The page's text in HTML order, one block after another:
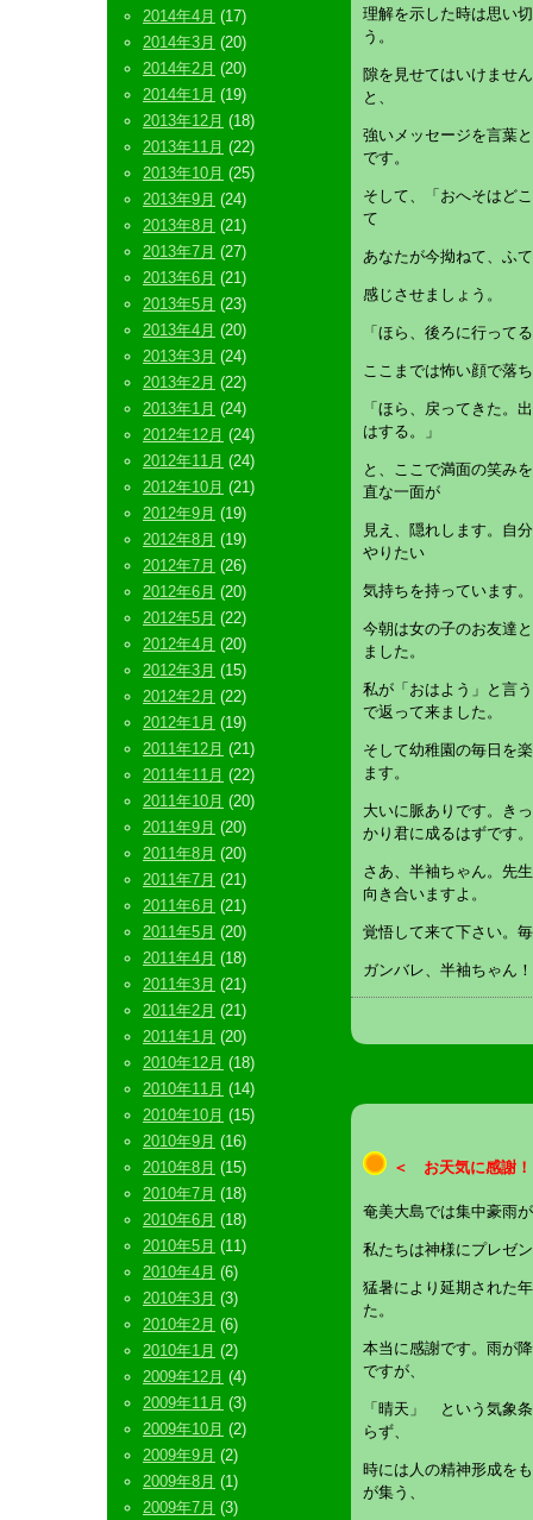
理解を示した時は思い
う。
隙を見せてはいけませ
と、
強いメッセージを言葉
です。
そして、「おへそはど
て
あなたが今拗ねて、ふ
感じさせましょう。
「ほら、後ろに行って
ここまでは怖い顔で落
「ほら、戻ってきた。
はする。」
と、ここで満面の笑み
直な一面が
見え、隠れします。自
やりたい
気持ちを持っています
今朝は女の子のお友達
ました。
私が「おはよう」と言
で返って来ました。
そして幼稚園の毎日を
ます。
大いに脈ありです。き
かり君に成るはずです。
さあ、半袖ちゃん。先
向き合いますよ。
覚悟して来て下さい。
ガンバレ、半袖ちゃん！
＜ お天気に感謝
奄美大島では集中豪雨
私たちは神様にプレゼ
猛暑により延期された
た。
本当に感謝です。雨が
ですが、
「晴天」 という気象
らず、
時には人の精神形成を
が集う、
2014年4月 (17)
2014年3月 (20)
2014年2月 (20)
2014年1月 (19)
2013年12月 (18)
2013年11月 (22)
2013年10月 (25)
2013年9月 (24)
2013年8月 (21)
2013年7月 (27)
2013年6月 (21)
2013年5月 (23)
2013年4月 (20)
2013年3月 (24)
2013年2月 (22)
2013年1月 (24)
2012年12月 (24)
2012年11月 (24)
2012年10月 (21)
2012年9月 (19)
2012年8月 (19)
2012年7月 (26)
2012年6月 (20)
2012年5月 (22)
2012年4月 (20)
2012年3月 (15)
2012年2月 (22)
2012年1月 (19)
2011年12月 (21)
2011年11月 (22)
2011年10月 (20)
2011年9月 (20)
2011年8月 (20)
2011年7月 (21)
2011年6月 (21)
2011年5月 (20)
2011年4月 (18)
2011年3月 (21)
2011年2月 (21)
2011年1月 (20)
2010年12月 (18)
2010年11月 (14)
2010年10月 (15)
2010年9月 (16)
2010年8月 (15)
2010年7月 (18)
2010年6月 (18)
2010年5月 (11)
2010年4月 (6)
2010年3月 (3)
2010年2月 (6)
2010年1月 (2)
2009年12月 (4)
2009年11月 (3)
2009年10月 (2)
2009年9月 (2)
2009年8月 (1)
2009年7月 (3)